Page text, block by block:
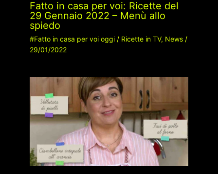
Fatto in casa per voi: Ricette del
29 Gennaio 2022 – Menù allo
spiedo
#Fatto in casa per voi oggi/ Ricette in TV, News/
29/01/2022